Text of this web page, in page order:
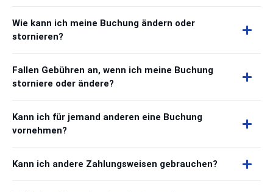
Wie kann ich meine Buchung ändern oder
stornieren?
Fallen Gebühren an, wenn ich meine Buchung
storniere oder ändere?
Kann ich für jemand anderen eine Buchung
vornehmen?
Kann ich andere Zahlungsweisen gebrauchen?